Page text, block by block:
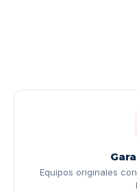
Equipos originales